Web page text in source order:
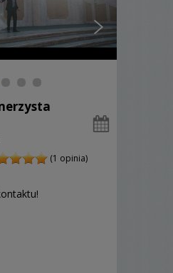
(1 opinia)